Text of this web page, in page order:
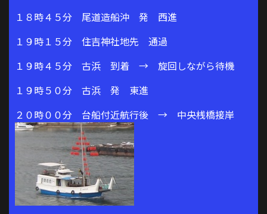
１８時４５分 尾道造船沖 発 西進
１９時１５分 住吉神社地先 通過
１９時４５分 古浜 到着 → 旋回しながら待機
１９時５０分 古浜 発 東進
２０時００分 台船付近航行後 → 中央桟橋接岸